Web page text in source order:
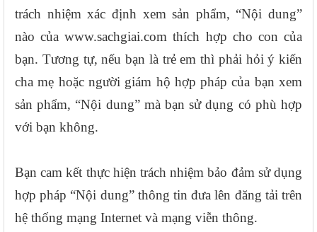
trách nhiệm xác định xem sản phẩm, “Nội dung”
nào của www.sachgiai.com thích hợp cho con của
bạn. Tương tự, nếu bạn là trẻ em thì phải hỏi ý kiến
cha mẹ hoặc người giám hộ hợp pháp của bạn xem
sản phẩm, “Nội dung” mà bạn sử dụng có phù hợp
với bạn không.
Bạn cam kết thực hiện trách nhiệm bảo đảm sử dụng
hợp pháp “Nội dung” thông tin đưa lên đăng tải trên
hệ thống mạng Internet và mạng viễn thông.